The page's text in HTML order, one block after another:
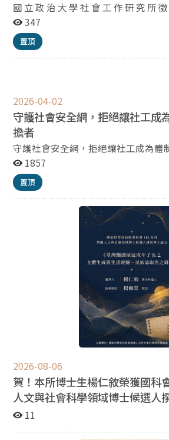
國 立 政 治 大 學 社 會 工 作 研 究 所 徵 才 啟 事 招聘名
額：專任教師1名 預計起聘日期：116年2月1日或116年8
月1日 資格 社會工作、社會福利相關領域博士 具優異研
究潛力者 具備中文和英語教學能力 具實務或教學工作經
驗者為優先 檢具文件 履歷表（含著作清單） 最高學歷畢
證書者免附） 博士論文或近五年內具代表性著作至多3篇
（已取得副教授以上證書者免附博士論文） 就擬
當中之兩門提供中英文授課大綱 研究興趣和計畫 推薦信
兩封（於國內教育學術研究機構擔任
申請截止日期：115年7月31日 請於申請截止日前將上述
文件PDF電子檔email至
題請註明「致新聘教師遴選委員會：應
號八（推薦信）可由推薦人逕email至
chenyufn@nccu.edu.tw，信件標題
遴選委員會召集人」，唯申請人應自
截止日前寄達本所。 本所將安排通過初審之申請人進行演
講，時間將另行通知。 聯絡人：陳助教 聯絡電話：
E-mail: chenyufn@nccu.edu.tw
347
置頂
2026-04-02
守護社會安全網，拒絕讓社工成
擔者
守護社會安全網，拒絕讓社工成為體制
會工作/福利系（所）教師聯合聲明 針對近日保母虐童致
死案，檢察官以「過失致死罪」起訴
主張其具備「保證人地位」一事，我
利教育工作者，對此深感沉痛與不忍
社會共同的遺憾，但若僅透過司法體
咎於個人，不僅無法縫補社會安全網
位的過度擴張：社工不應承擔超乎職權
認定社工對受助者具備「保證人地位
助者的生命安全負擔絕對法律義務。
質是「資源連結」與「風險評估」絕
護。當社工在現有體制下已盡訪視之
意隱瞞的暴力行為負擔刑事重罪，這
預知犯罪的超自然能力。這種法律詮
成為所有社會風險最末端的責任承擔者。 二、 制
居家托育中心督導機制、居家托育人
橫向溝通失靈等深層系統漏洞。當系
擇最末端的社工進行獵巫，這不僅無
蓋了行政體系應承擔的檢討責任。若
人」，而不處理「產生問題的體制」
迴。 三、 專業精神的毀滅性打擊：後撤效應將瓦解社會
1857
置頂
2026-08-06
賀！本所博士生楊仁敘榮獲國科
人文與社會科學領域博士候選人
11